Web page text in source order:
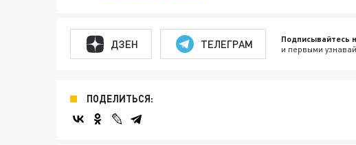
ДЗЕН ТЕЛЕГРАМ Подписывайтесь
и первыми
ПОДЕЛИТЬСЯ: